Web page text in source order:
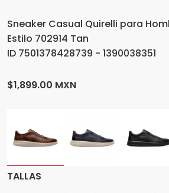
Sneaker Casual Quirelli para
Estilo 702914 Tan
ID 7501378428739 - 1390038351
$1,899.00 MXN
TALLAS